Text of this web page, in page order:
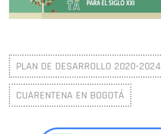
PLAN DE DESARROLLO 2020-2024
CUARENTENA EN BOGOTÁ